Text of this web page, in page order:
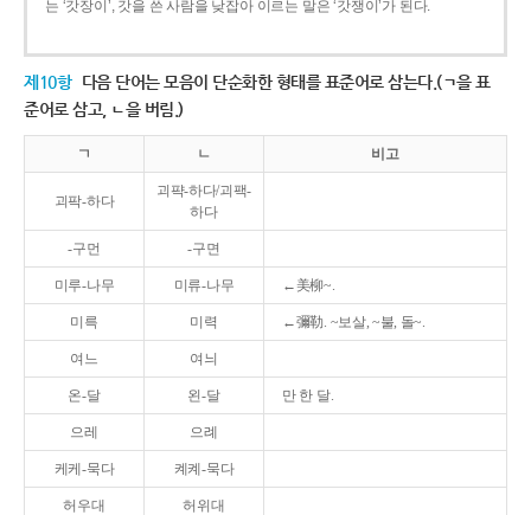
는 ‘갓장이’, 갓을 쓴 사람을 낮잡아 이르는 말은 ‘갓쟁이’가 된다.
제10항 다음 단어는 모음이 단순화한 형태를 표준어로 삼는다.(ㄱ을 표
준어로 삼고, ㄴ을 버림.)
ㄱ ㄴ 비고
괴팍-하다
괴퍅-하다/괴팩-
하다
-구먼 -구면
미루-나무 미류-나무 ←美柳~.
미륵 미력 ←彌勒. ~보살, ~불, 돌~.
여느 여늬
온-달 왼-달 만 한 달.
으레 으례
케케-묵다 켸켸-묵다
허우대 허위대